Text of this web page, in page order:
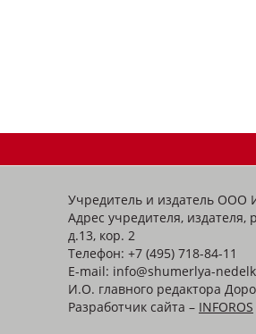
Учредитель и издатель ООО
Адрес учредителя, издателя,
д.13, кор. 2
Телефон: +7 (495) 718-84-11
E-mail: info@shumerlya-
И.О. главного редактора
Разработчик сайта – INFOROS